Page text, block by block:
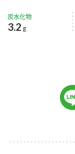
炭水化物
3.2 g